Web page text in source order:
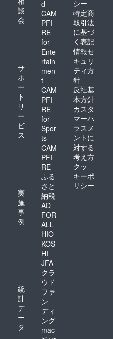
談
会
サ
ポ
ー
ト
サ
ー
ビ
ス
実
施
事
例
統
計
デ
ー
タ
d
CAM
PFI
RE
for
Ente
rtain
men
t
CAM
PFI
RE
for
Spor
ts
CAM
PFI
RE
ふる
さと
納税
AD
FOR
ALL
HIO
KOS
HI
JFA
クラ
ウド
ファ
ン
ディ
ング
mac
シー
特定商
取引法
に基づ
く表記
情報セ
キュリ
ティ方
針
反社基
本方針
カスタ
マーハ
ラスメ
ントに
対する
考え方
クッ
キーポ
リシー